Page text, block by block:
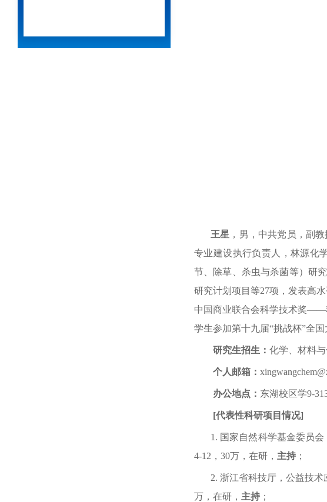
王星 ，男，中共党员，副
专业建设执行负责人，林源化
节、除草、杀虫与杀菌等）研
研究计划项目等27项，发表高
中国商业联合会科学技术奖——
学生参加第十九届“挑战杯”全
研究生招生： 化学、材料
个人邮箱： xingwangchem
办公地点： 东湖校区学9-31
[代表性科研项目情况]
1. 国家自然科学基金委员
4-12 ， 30万，在研， 主持 ；
2.浙江省科技厅，公益技术
万，在研， 主持 ；